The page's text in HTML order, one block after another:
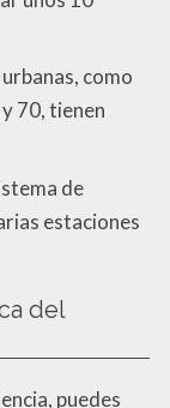
como
70, tienen
de
estaciones
del
puedes